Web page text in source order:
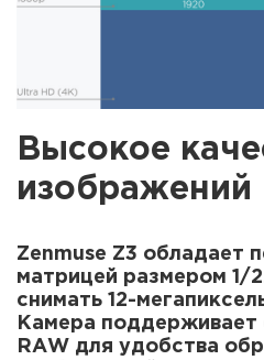
Высокое
изображений
Zenmuse Z3 обладает
матрицей размером 1/
снимать 12-
Камера
RAW для удобства